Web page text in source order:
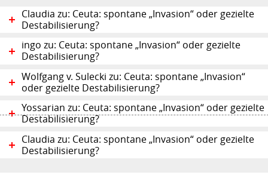
Claudia zu: Ceuta: spontane „Invasion“ oder gezielte
Destabilisierung?
ingo zu: Ceuta: spontane „Invasion“ oder gezielte
Destabilisierung?
Wolfgang v. Sulecki zu: Ceuta: spontane „Invasion“
oder gezielte Destabilisierung?
Yossarian zu: Ceuta: spontane „Invasion“ oder gezielte
Destabilisierung?
Claudia zu: Ceuta: spontane „Invasion“ oder gezielte
Destabilisierung?